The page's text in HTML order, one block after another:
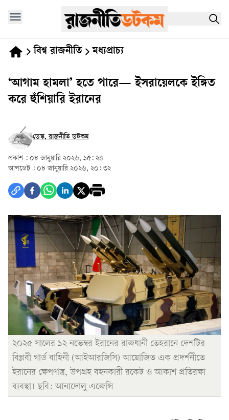
বিশ্ব রাজনীতি মধ্যপ্রাচ্য
‘আগাম হামলা’ হতে পারে— ইসরায়েলকে ইঙ্গিত
করে হুঁশিয়ারি ইরানের
ডেস্ক, রাজনীতি ডটকম
প্রকাশ : ০৮ জানুয়ারি ২০২৬, ১৫: ২৪
আপডেট : ০৮ জানুয়ারি ২০২৬, ২০: ৩২
২০২৫ সালের ১২ নভেম্বর ইরানের রাজধানী তেহরানে দেশটির
বিপ্লবী গার্ড বাহিনী (আইআরজিসি) আয়োজিত এক প্রদর্শনীতে
ইরানের ক্ষেপণাস্ত্র, উপগ্রহ বহনকারী রকেট ও আকাশ প্রতিরক্ষা
ব্যবস্থা। ছবি: আনাদোলু এজেন্সি